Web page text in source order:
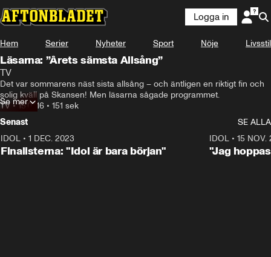
Logga in
Hem Serier Nyheter Sport Nöje Livsstil
Läsarna: ”Årets sämsta Allsång”
TV
Det var sommarens näst sista allsång – och äntligen en riktigt fin och
solig kväll på Skansen! Men läsarna sågade programmet.
TV •15.07.16 • 151 sek
Se mer
Senast
SE ALLA
IDOL • 1 DEC. 2023
Finalisterna: "Idol är bara början"
IDOL• 15 NOV.
"Jag